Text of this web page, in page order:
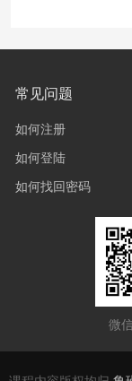
常见问题
如何注册
如何登陆
如何找回密码
微